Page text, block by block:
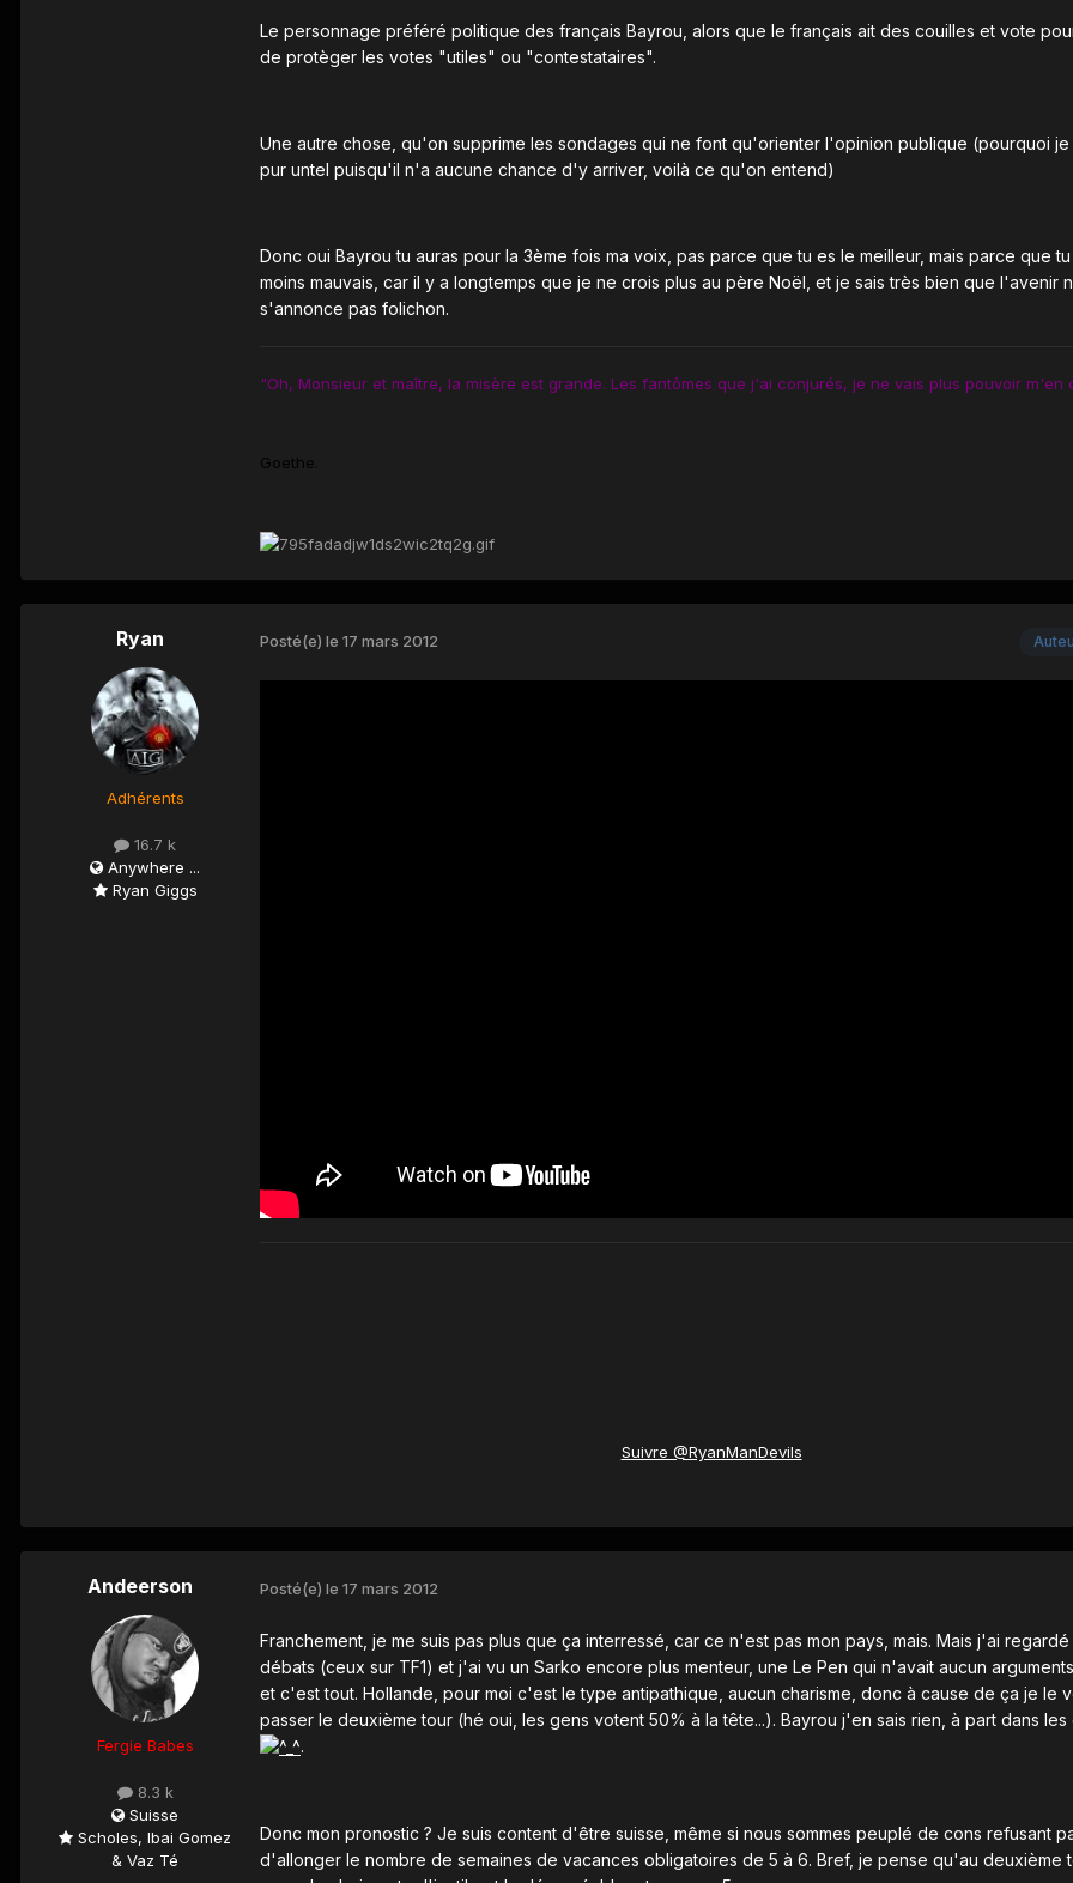
Le personnage préféré politique des français Bayrou, alors que le français ait des couilles et vote
de protèger les votes "utiles" ou "contestataires".
Une autre chose, qu'on supprime les sondages qui ne font qu'orienter l'opinion publique (pourquoi je
pur untel puisqu'il n'a aucune chance d'y arriver, voilà ce qu'on entend)
Donc oui Bayrou tu auras pour la 3ème fois ma voix, pas parce que tu es le meilleur, mais parce que
moins mauvais, car il y a longtemps que je ne crois plus au père Noël, et je sais très bien que l'avenir
s'annonce pas folichon.
"Oh, Monsieur et maître, la misère est grande. Les fantômes que j'ai conjurés, je ne vais plus pouvoir m'en
Goethe.
Ryan
Adhérents
16.7 k
Anywhere ...
Ryan Giggs
Posté(e) le 17 mars 2012
Suivre @RyanManDevils
Andeerson
Fergie Babes
8.3 k
Suisse
Scholes, Ibai Gomez
& Vaz Té
Posté(e) le 17 mars 2012
Franchement, je me suis pas plus que ça interressé, car ce n'est pas mon pays, mais. Mais j'ai
débats (ceux sur TF1) et j'ai vu un Sarko encore plus menteur, une Le Pen qui n'avait aucun
et c'est tout. Hollande, pour moi c'est le type antipathique, aucun charisme, donc à cause de ça je le
passer le deuxième tour (hé oui, les gens votent 50% à la tête...). Bayrou j'en sais rien, à part dans les
.
Donc mon pronostic ? Je suis content d'être suisse, même si nous sommes peuplé de cons refusant
d'allonger le nombre de semaines de vacances obligatoires de 5 à 6. Bref, je pense qu'au deuxième